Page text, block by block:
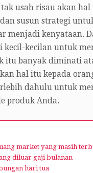
usah risau akan
susun strategi
menjadi kenyataan.
kecil-kecilan untuk
itu banyak diminati
hal itu kepada
dahulu untuk
produk Anda.
market yang masih
diluar gaji bulanan
hari tua